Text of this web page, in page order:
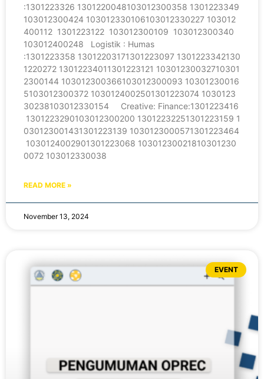
:1301223326 1301220048103012300358 1301223349
103012300424 103012330106103012330227 103012
400112 1301223122 103012300109 103012300340
103012400248 Logistik : Humas
:1301223358 13012203171301223097 1301223342130
1220272 13012234011301223121 10301230032710301
2300144 103012300366103012300093 10301230016
5103012300372 1030124002501301223074 1030123
30238103012330154 Creative: Finance:1301223416
1301223290103012300200 13012232251301223159 1
030123001431301223139 1030123000571301223464
1030124002901301223068 10301230021810301230
0072 103012330038
READ MORE »
November 13, 2024
EVENT